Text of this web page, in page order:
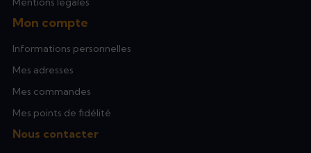
Mon compte
Informations personnelles
Mes adresses
Mes commandes
Mes points de fidélité
Nous contacter